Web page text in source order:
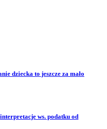
dziecka to jeszcze za mało
ws. podatku od